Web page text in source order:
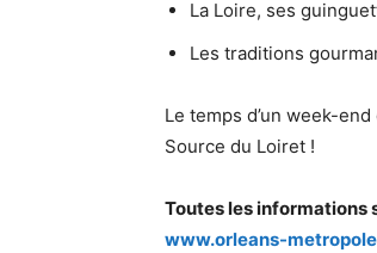
La Loire, ses
Les traditions
Le temps d’un week-
Source du Loiret !
Toutes les informations
www.orleans-